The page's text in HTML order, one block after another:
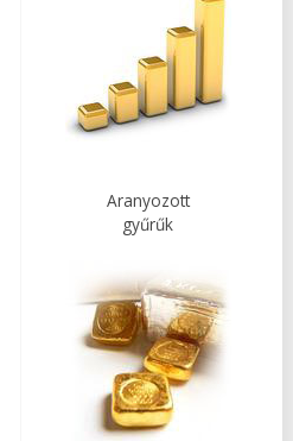
Aranyozott
gyűrűk